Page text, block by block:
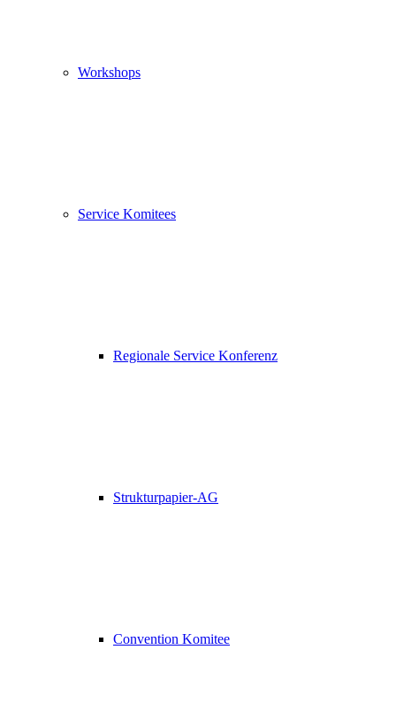
Workshops
Service Komitees
Regionale Service Konferenz
Strukturpapier-AG
Convention Komitee